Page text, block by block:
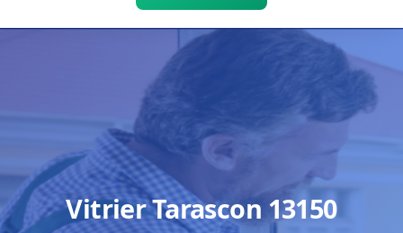
Vitrier Tarascon 13150